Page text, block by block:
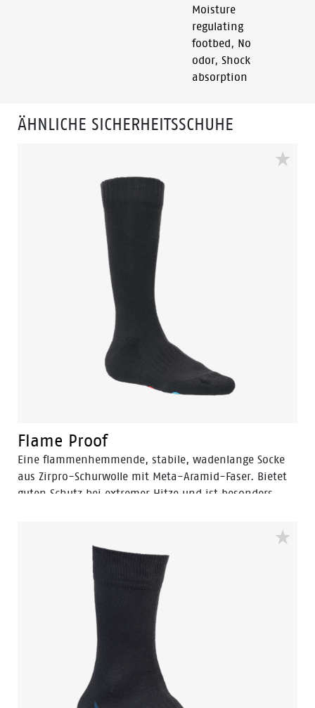
Moisture
regulating
footbed, No
odor, Shock
absorption
ÄHNLICHE SICHERHEITSSCHUHE
Flame Proof
Eine flammenhemmende, stabile, wadenlange Socke
aus Zirpro-Schurwolle mit Meta-Aramid-Faser. Bietet
guten Schutz bei extremer Hitze und ist besonders
entwickelt. Entspricht den Sicherheitsnormen EN ISO